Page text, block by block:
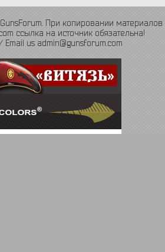
При копировании материалов
ссылка на источник обязательна!
Email us admin@gunsforum.com